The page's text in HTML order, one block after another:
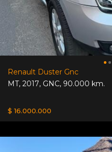
Renault Duster Gnc
MT, 2017, GNC, 90.000 km.
$ 16.000.000